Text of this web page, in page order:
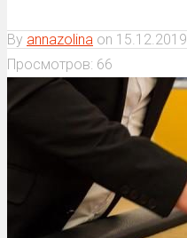
By annazolina on 15.12.2019
Просмотров: 66